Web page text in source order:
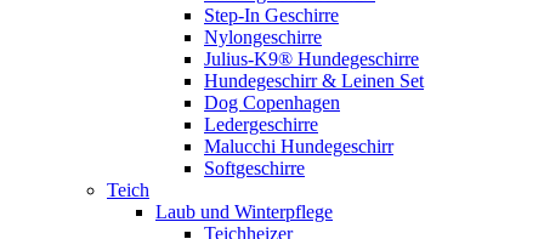
Step-In Geschirre
Nylongeschirre
Julius-K9® Hundegeschirre
Hundegeschirr & Leinen Set
Dog Copenhagen
Ledergeschirre
Malucchi Hundegeschirr
Softgeschirre
Teich
Laub und Winterpflege
Teichheizer